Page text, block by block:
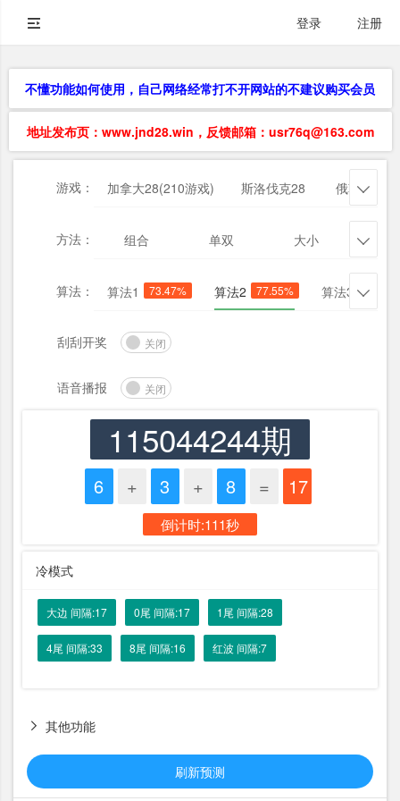
登录 注册
不懂功能如何使用，自己网络经常打不开网站的不建议购买会员
地址发布页：www.jnd28.win，反馈邮箱：usr76q@163.com
游戏： 加拿大28(210游戏) 斯洛伐克28 俄勒冈28

方法： 组合 单双 大小 
算法： 算法1 73.47% 算法2 77.55% 算法3 69.39%

刮刮开奖 关闭
语音播报 关闭
115044244期
6 + 3 + 8 = 17
倒计时:111秒
冷模式
大边 间隔:17 0尾 间隔:17 1尾 间隔:28
4尾 间隔:33 8尾 间隔:16 红波 间隔:7
其他功能

刷新预测